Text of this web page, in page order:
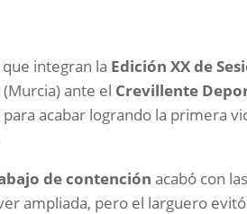
integran la Edición XX de
ante el Crevillente
acabar logrando la primera
de contención acabó con
ampliada, pero el larguero